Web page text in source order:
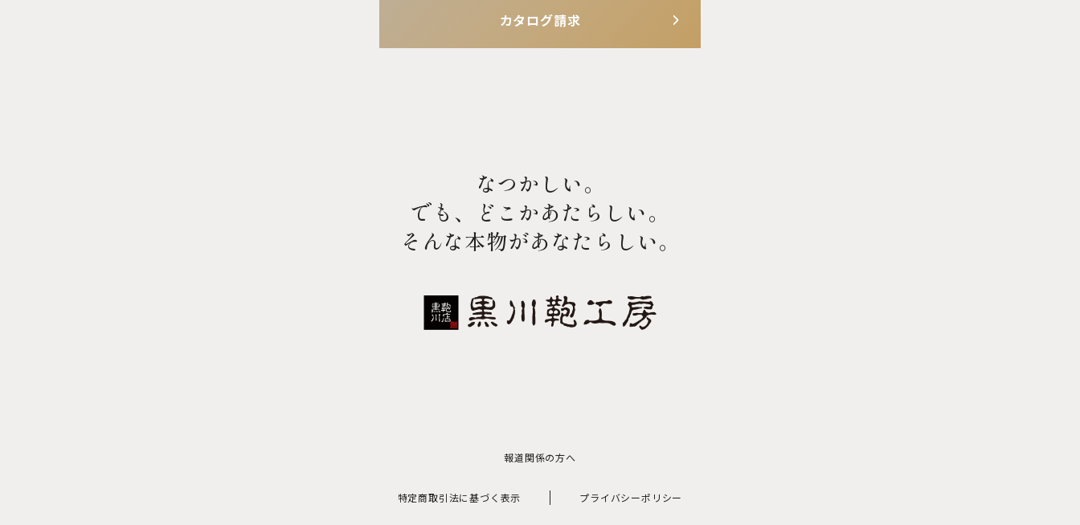
カタログ請求
なつかしい。
でも、どこかあたらしい。
そんな本物があなたらしい。
報道関係の方へ
特定商取引法に基づく表示 プライバシーポリシー